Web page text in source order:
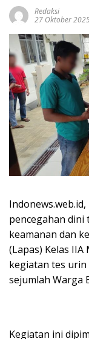
Redaksi
27 Oktober
pencegahan
keamanan dan
(Lapas) Kelas
kegiatan tes urin
sejumlah Warga
Kegiatan ini